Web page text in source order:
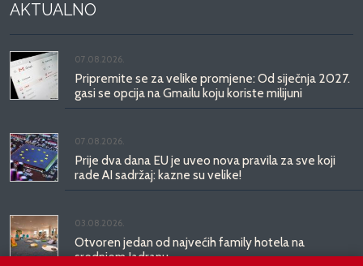
AKTUALNO
07.08.2026.
Pripremite se za velike promjene: Od siječnja 2027.
gasi se opcija na Gmailu koju koriste milijuni
07.08.2026.
Prije dva dana EU je uveo nova pravila za sve koji
rade AI sadržaj: kazne su velike!
03.08.2026.
Otvoren jedan od najvećih family hotela na
srednjem Jadranu